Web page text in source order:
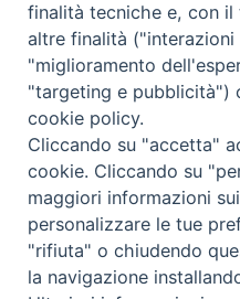
Copyright © 2026 Diocesi di
diritti riservati. -
finalità tecniche e, con il
altre finalità
"miglioramento
"targeting e pubblicità")
cookie policy.
Cliccando su "accetta"
cookie. Cliccando su
maggiori informazioni
personalizzare le tue
"rifiuta" o chiudendo
la navigazione